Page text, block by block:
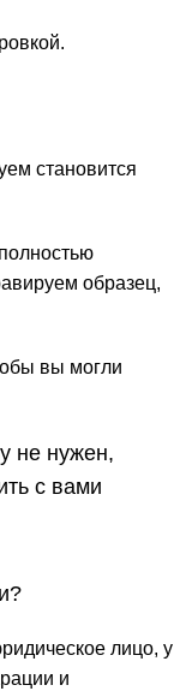
становится
образец,
вы могли
не нужен,
с вами
лицо, у
и